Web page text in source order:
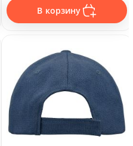
В корзину